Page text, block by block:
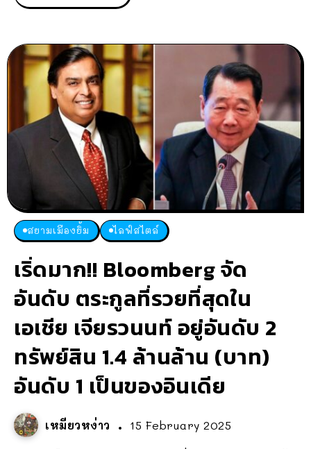
สยามเมืองยิ้ม ไลฟ์สไตล์
เริ่ดมาก!! Bloomberg จัด
อันดับ ตระกูลที่รวยที่สุดใน
เอเชีย เจียรวนนท์ อยู่อันดับ 2
ทรัพย์สิน 1.4 ล้านล้าน (บาท)
อันดับ 1 เป็นของอินเดีย
เหมียวหง่าว 15 February 2025